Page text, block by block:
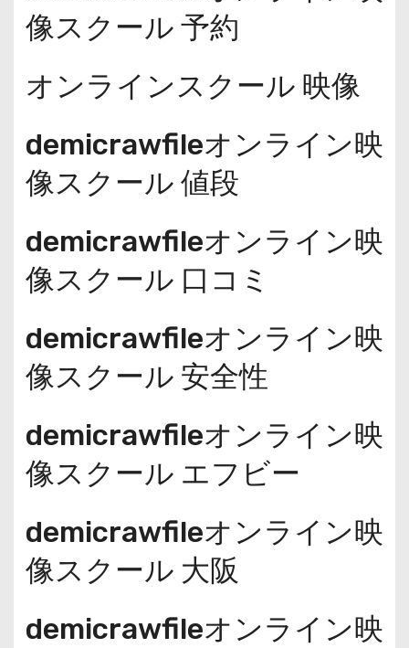
像スクール 予約
オンラインスクール 映像
demicrawfileオンライン映
像スクール 値段
demicrawfileオンライン映
像スクール 口コミ
demicrawfileオンライン映
像スクール 安全性
demicrawfileオンライン映
像スクール エフビー
demicrawfileオンライン映
像スクール 大阪
demicrawfileオンライン映